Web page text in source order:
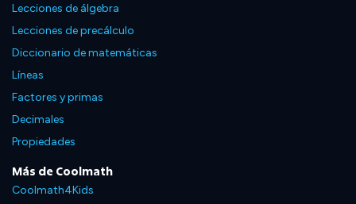
Lecciones de álgebra
Lecciones de precálculo
Diccionario de matemáticas
Líneas
Factores y primas
Decimales
Propiedades
Más de Coolmath
Coolmath4Kids